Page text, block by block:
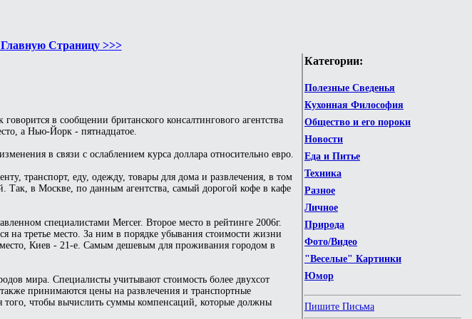
Страницу >>>
Категории:
Полезные Сведенья
Кухонная Философия
Общество и его пороки
Новости
Еда и Питье
Техника
Разное
Личное
Природа
Фото/Видео
"Веселые" Картинки
Юмор
Пишите Письма
в сообщении британского консалтингового агентства
а Нью-Йорк - пятнадцатое.
в связи с ослаблением курса доллара относительно евро.
транспорт, еду, одежду, товары для дома и развлечения, в том
Так, в Москве, по данным агентства, самый дорогой кофе в кафе
специалистами Mercer. Второе место в рейтинге 2006г.
на третье место. За ним в порядке убывания стоимости жизни
Киев - 21-е. Самым дешевым для проживания городом в
мира. Специалисты учитывают стоимость более двухсот
принимаются цены на развлечения и транспортные
чтобы вычислить суммы компенсаций, которые должны